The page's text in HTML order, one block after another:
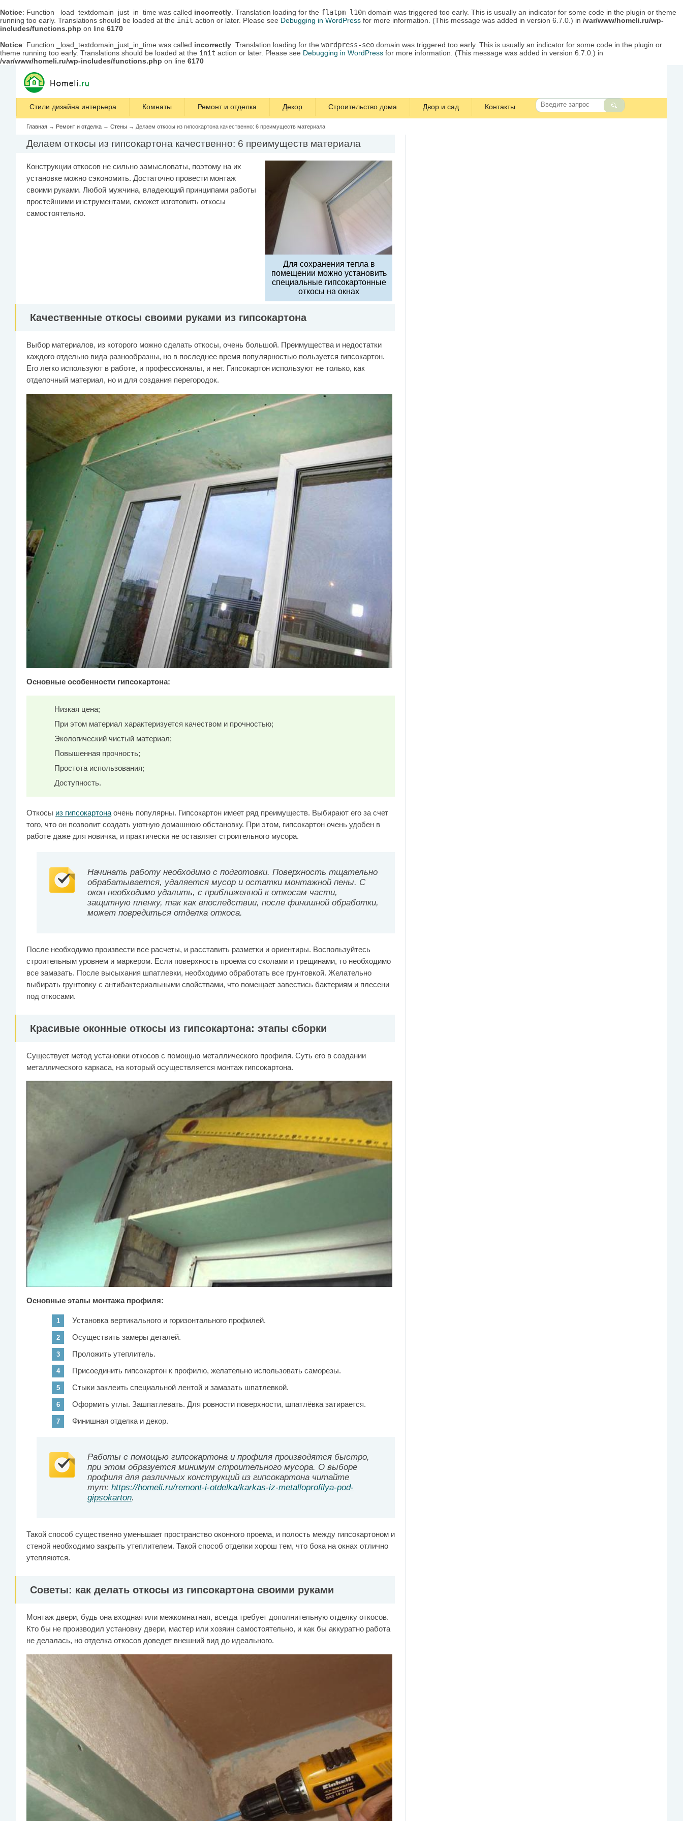
Notice: Function _load_textdomain_just_in_time was called incorrectly . Translation loading for the flatpm_l10n domain was triggered too early. This is usually an indicator for some code in the plugin or theme
running too early. Translations should be loaded at the init action or later. Please see Debugging in WordPress for more information. (This message was added in version 6.7.0.) in /var/www/homeli.ru/wp-
includes/functions.php on line 6170
Notice: Function _load_textdomain_just_in_time was called incorrectly . Translation loading for the wordpress-seo domain was triggered too early. This is usually an indicator for some code in the plugin or
theme running too early. Translations should be loaded at the init action or later. Please see Debugging in WordPress for more information. (This message was added in version 6.7.0.) in
/var/www/homeli.ru/wp-includes/functions.php on line 6170
Стили дизайна интерьера Комнаты Ремонт и отделка Декор Строительство дома Двор и сад Контакты
Главная → Ремонт и отделка → Стены → Делаем откосы из гипсокартона качественно: 6 преимуществ материала
Делаем откосы из гипсокартона качественно: 6 преимуществ материала
Для сохранения тепла в
помещении можно установить
специальные гипсокартонные
откосы на окнах
Конструкции откосов не сильно замысловаты, поэтому на их
установке можно сэкономить. Достаточно провести монтаж
своими руками. Любой мужчина, владеющий принципами работы
простейшими инструментами, сможет изготовить откосы
самостоятельно.
Качественные откосы своими руками из гипсокартона
Выбор материалов, из которого можно сделать откосы, очень большой. Преимущества и недостатки
каждого отдельно вида разнообразны, но в последнее время популярностью пользуется гипсокартон.
Его легко используют в работе, и профессионалы, и нет. Гипсокартон используют не только, как
отделочный материал, но и для создания перегородок.
Основные особенности гипсокартона:
Низкая цена;
При этом материал характеризуется качеством и прочностью;
Экологический чистый материал;
Повышенная прочность;
Простота использования;
Доступность.
Откосы из гипсокартона очень популярны. Гипсокартон имеет ряд преимуществ. Выбирают его за счет
того, что он позволит создать уютную домашнюю обстановку. При этом, гипсокартон очень удобен в
работе даже для новичка, и практически не оставляет строительного мусора.
Начинать работу необходимо с подготовки. Поверхность тщательно
обрабатывается, удаляется мусор и остатки монтажной пены. С
окон необходимо удалить, с приближенной к откосам части,
защитную пленку, так как впоследствии, после финишной обработки,
может повредиться отделка откоса.
После необходимо произвести все расчеты, и расставить разметки и ориентиры. Воспользуйтесь
строительным уровнем и маркером. Если поверхность проема со сколами и трещинами, то необходимо
все замазать. После высыхания шпатлевки, необходимо обработать все грунтовкой. Желательно
выбирать грунтовку с антибактериальными свойствами, что помещает завестись бактериям и плесени
под откосами.
Красивые оконные откосы из гипсокартона: этапы сборки
Существует метод установки откосов с помощью металлического профиля. Суть его в создании
металлического каркаса, на который осуществляется монтаж гипсокартона.
Основные этапы монтажа профиля:
Установка вертикального и горизонтального профилей.
Осуществить замеры деталей.
Проложить утеплитель.
Присоединить гипсокартон к профилю, желательно использовать саморезы.
Стыки заклеить специальной лентой и замазать шпатлевкой.
Оформить углы. Зашпатлевать. Для ровности поверхности, шпатлёвка затирается.
Финишная отделка и декор.
Работы с помощью гипсокартона и профиля производятся быстро,
при этом образуется минимум строительного мусора. О выборе
профиля для различных конструкций из гипсокартона читайте
тут: https://homeli.ru/remont-i-otdelka/karkas-iz-metalloprofilya-pod-
gipsokarton.
Такой способ существенно уменьшает пространство оконного проема, и полость между гипсокартоном и
стеной необходимо закрыть утеплителем. Такой способ отделки хорош тем, что бока на окнах отлично
утепляются.
Советы: как делать откосы из гипсокартона своими руками
Монтаж двери, будь она входная или межкомнатная, всегда требует дополнительную отделку откосов.
Кто бы не производил установку двери, мастер или хозяин самостоятельно, и как бы аккуратно работа
не делалась, но отделка откосов доведет внешний вид до идеального.